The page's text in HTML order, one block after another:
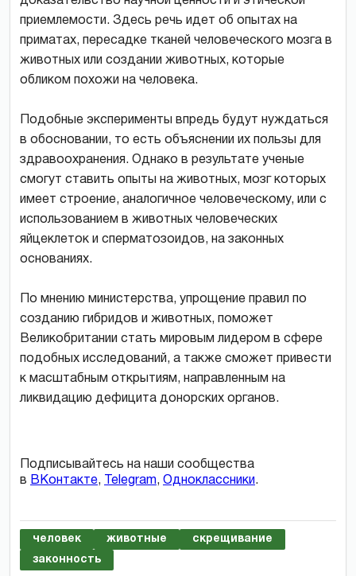
приемлемости. Здесь речь идет об опытах на
приматах, пересадке тканей человеческого мозга в
животных или создании животных, которые
обликом похожи на человека.
Подобные эксперименты впредь будут нуждаться
в обосновании, то есть объяснении их пользы для
здравоохранения. Однако в результате ученые
смогут ставить опыты на животных, мозг которых
имеет строение, аналогичное человеческому, или с
использованием в животных человеческих
яйцеклеток и сперматозоидов, на законных
основаниях.
По мнению министерства, упрощение правил по
созданию гибридов и животных, поможет
Великобритании стать мировым лидером в сфере
подобных исследований, а также сможет привести
к масштабным открытиям, направленным на
ликвидацию дефицита донорских органов.
Подписывайтесь на наши сообщества
в ВКонтакте, Telegram, Одноклассники.
человек животные
скрещивание
законность